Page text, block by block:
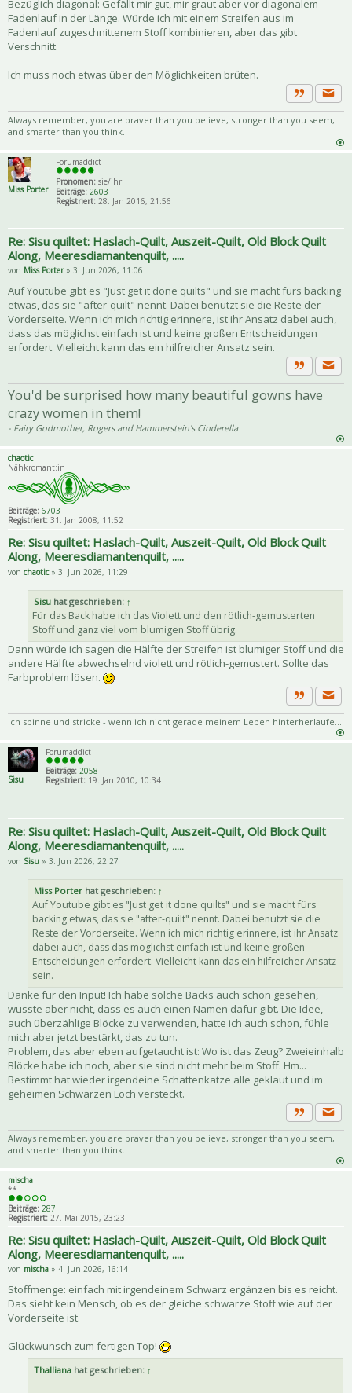
Bezüglich diagonal: Gefällt mir gut, mir graut aber vor diagonalem
Fadenlauf in der Länge. Würde ich mit einem Streifen aus im
Fadenlauf zugeschnittenem Stoff kombinieren, aber das gibt
Verschnitt.
Ich muss noch etwas über den Möglichkeiten brüten.
Zitat
Always remember, you are braver than you believe, stronger than you seem,
and smarter than you think.
Miss Porter
Forumaddict
Pronomen: sie/ihr
Beiträge: 2603
Registriert: 28. Jan 2016, 21:56
Re: Sisu quiltet: Haslach-Quilt, Auszeit-Quilt, Old Block Quilt
Along, Meeresdiamantenquilt, .....
von Miss Porter» 3. Jun 2026, 11:06
Auf Youtube gibt es "Just get it done quilts" und sie macht fürs backing
etwas, das sie "after-quilt" nennt. Dabei benutzt sie die Reste der
Vorderseite. Wenn ich mich richtig erinnere, ist ihr Ansatz dabei auch,
dass das möglichst einfach ist und keine großen Entscheidungen
erfordert. Vielleicht kann das ein hilfreicher Ansatz sein.
Zitat
You'd be surprised how many beautiful gowns have
crazy women in them!
- Fairy Godmother, Rogers and Hammerstein's Cinderella
chaotic
Nähkromant:in
Beiträge: 6703
Registriert: 31. Jan 2008, 11:52
Re: Sisu quiltet: Haslach-Quilt, Auszeit-Quilt, Old Block Quilt
Along, Meeresdiamantenquilt, .....
von chaotic» 3. Jun 2026, 11:29
Sisu hat geschrieben: ↑
Für das Back habe ich das Violett und den rötlich-gemusterten
Stoff und ganz viel vom blumigen Stoff übrig.
Dann würde ich sagen die Hälfte der Streifen ist blumiger Stoff und die
andere Hälfte abwechselnd violett und rötlich-gemustert. Sollte das
Farbproblem lösen.
Zitat
Ich spinne und stricke - wenn ich nicht gerade meinem Leben hinterherlaufe...
Sisu
Forumaddict
Beiträge: 2058
Registriert:19. Jan 2010, 10:34
Re: Sisu quiltet: Haslach-Quilt, Auszeit-Quilt, Old Block Quilt
Along, Meeresdiamantenquilt, .....
von Sisu » 3. Jun 2026, 22:27
Miss Porter hat geschrieben: ↑
Auf Youtube gibt es "Just get it done quilts" und sie macht fürs
backing etwas, das sie "after-quilt" nennt. Dabei benutzt sie die
Reste der Vorderseite. Wenn ich mich richtig erinnere, ist ihr Ansatz
dabei auch, dass das möglichst einfach ist und keine großen
Entscheidungen erfordert. Vielleicht kann das ein hilfreicher Ansatz
sein.
Danke für den Input! Ich habe solche Backs auch schon gesehen,
wusste aber nicht, dass es auch einen Namen dafür gibt. Die Idee,
auch überzählige Blöcke zu verwenden, hatte ich auch schon, fühle
mich aber jetzt bestärkt, das zu tun.
Problem, das aber eben aufgetaucht ist: Wo ist das Zeug? Zweieinhalb
Blöcke habe ich noch, aber sie sind nicht mehr beim Stoff. Hm...
Bestimmt hat wieder irgendeine Schattenkatze alle geklaut und im
geheimen Schwarzen Loch versteckt.
Zitat
Always remember, you are braver than you believe, stronger than you seem,
and smarter than you think.
mischa
**
Beiträge: 287
Registriert: 27. Mai 2015, 23:23
Re: Sisu quiltet: Haslach-Quilt, Auszeit-Quilt, Old Block Quilt
Along, Meeresdiamantenquilt, .....
von mischa » 4. Jun 2026, 16:14
Stoffmenge: einfach mit irgendeinem Schwarz ergänzen bis es reicht.
Das sieht kein Mensch, ob es der gleiche schwarze Stoff wie auf der
Vorderseite ist.
Glückwunsch zum fertigen Top!
Thalliana hat geschrieben: ↑